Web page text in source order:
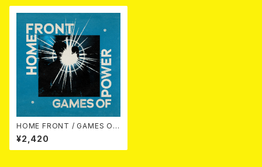
HOME FRONT / GAMES OF
POWER (DIGIPACK CD)
¥2,420